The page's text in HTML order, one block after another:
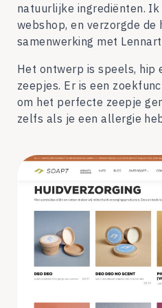
natuurlijke ingrediënten.
webshop, en verzorgde de
samenwerking met
Het ontwerp is speels, hip
zeepjes. Er is een
om het perfecte zeepje
zelfs als je een allergie